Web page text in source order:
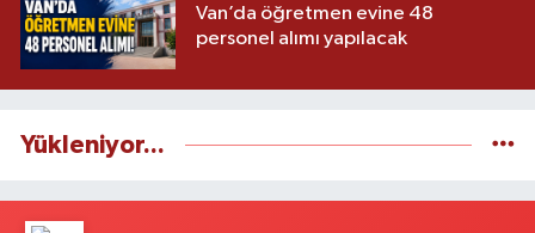
Van’da öğretmen evine 48
personel alımı yapılacak
Yükleniyor...